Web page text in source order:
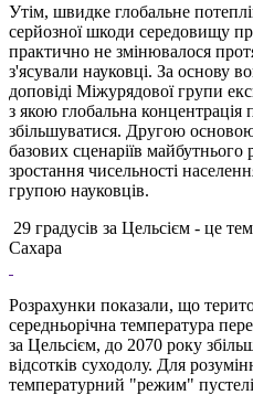
Утім, швидке глобальне
серйозної шкоди середовищу
практично не змінювалося
з'ясували науковці. За основу
доповіді Міжурядової групи
з якою глобальна концентрація
збільшуватися. Другою
базових сценаріїв
зростання чисельності
групою науковців.
29 градусів за Цельсієм - це
Сахара
Розрахунки показали, що
середньорічна температура
за Цельсієм, до 2070 року
відсотків суходолу. Для
температурний "режим"